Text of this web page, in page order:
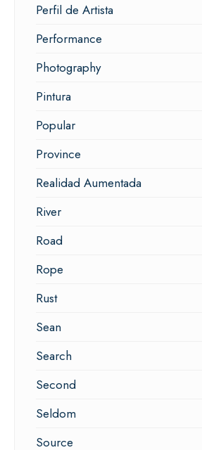
Perfil de Artista
Performance
Photography
Pintura
Popular
Province
Realidad Aumentada
River
Road
Rope
Rust
Sean
Search
Second
Seldom
Source